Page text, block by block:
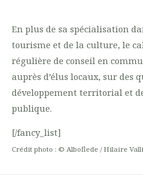
En plus de sa spécialisation
tourisme et de la culture, le
régulière de conseil en
auprès d’élus locaux, sur des
développement territorial et
publique.
[/fancy_list]
Crédit photo : © Alboflede / Hilaire